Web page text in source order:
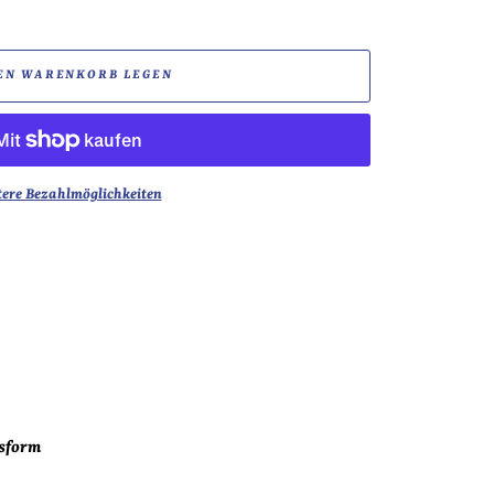
WARENKORB LEGEN
Bezahlmöglichkeiten